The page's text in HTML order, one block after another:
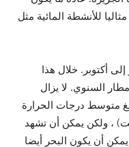
للأنشطة المائية مثل
أكتوبر. خلال هذا
السنوي. لا يزال
متوسط درجات الحرارة
درجة فهرنهايت) ، ولكن يمكن أن تشهد
أن يكون البحر أيضا